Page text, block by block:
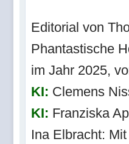
Editorial von
Phantastische
im Jahr 2025,
KI: Clemens
KI: Franziska
Ina Elbracht: Mit